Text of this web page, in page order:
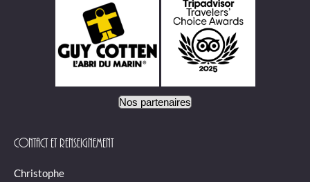
Nos partenaires
Contact et renseignement
Christophe